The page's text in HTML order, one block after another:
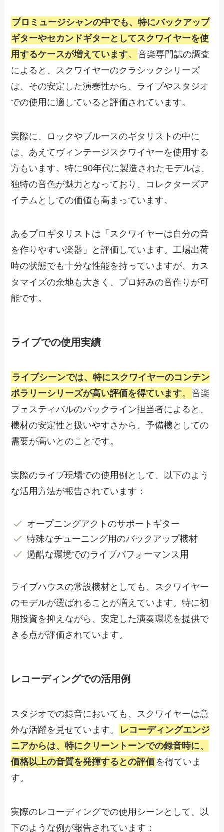
プロミュージシャンの中でも、特にバックアップ
ギターやセカンドギターとしてスクワイヤーを使
用するケースが増えています。 音楽専門誌の調査
によると、スクワイヤーのクラシックシリーズ
は、その安定した演奏性から、ライブやスタジオ
での使用に適していると評価されています。
実際に、ロックやブルースのギタリストの中に
は、あえてヴィンテージスクワイヤーを使用する
方もいます。特に90年代に製造されたモデルは、
独特の音色が魅力となっており、コレクターズア
イテムとしての価値も高まっています。
あるプロギタリストは「スクワイヤーは自分の音
を作りやすい楽器」と評価しています。工場出荷
時の状態でも十分な性能を持っていますが、カス
タマイズの余地も大きく、プロ好みの音作りが可
能です。
ライブでの使用実績
ライブシーンでは、特にスクワイヤーのコンテン
ポラリーシリーズが高い評価を得ています。 音楽
フェスティバルのバックライン担当者によると、
機材の安定性と扱いやすさから、予備機としての
需要が高いとのことです。
実際のライブ現場での使用例として、以下のよう
な活用方法が報告されています：
オープニングアクトのサポートギター
特殊なチューニング用のバックアップ機材
過酷な環境でのライブパフォーマンス用
ライブハウスの常設機材としても、スクワイヤー
のモデルが選ばれることが増えています。特に初
期投資を抑えながら、安定した演奏環境を提供で
きる点が評価されています。
レコーディングでの活用例
スタジオでの録音においても、スクワイヤーは意
外な活躍を見せています。
レコーディングエンジ
ニアからは、特にクリーントーンでの録音時に、
価格以上の音質を発揮するとの評価 を得ていま
す。
実際のレコーディングでの使用シーンとして、以
下のような例が報告されています：